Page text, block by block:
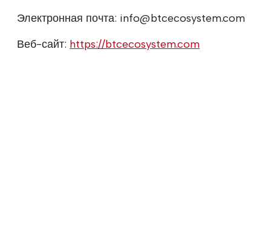
Электронная почта: info@btcecosystem.com
Веб-сайт: https://btcecosystem.com